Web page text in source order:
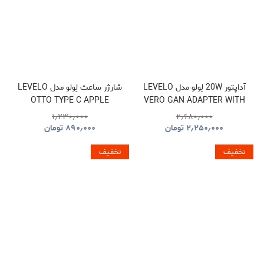
آداپتور 20W لِولو مدل LEVELO
VERO GAN ADAPTER WITH
TYPE-C TO TYPE-C CABLE
۲٫۶۸۰٫۰۰۰
۲٫۲۵۰٫۰۰۰ تومان
شارژر ساعت لِولو مدل LEVELO
OTTO TYPE C APPLE
WATCH WIRELESS
CHARGER CABLE
۱٫۲۳۰٫۰۰۰
۸۹۰٫۰۰۰ تومان
تخفیف تخفیف